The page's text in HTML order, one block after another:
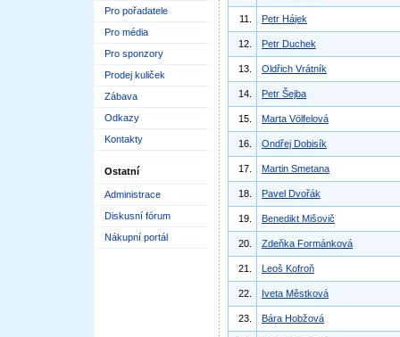
Pro pořadatele
Pro média
Pro sponzory
Prodej kuliček
Zábava
Odkazy
Kontakty
Ostatní
Administrace
Diskusní fórum
Nákupní portál
11. Petr Hájek
12. Petr Duchek
13. Oldřich Vrátník
14. Petr Šejba
15. Marta Völfelová
16. Ondřej Dobisík
17. Martin Smetana
18. Pavel Dvořák
19. Benedikt Mišovič
20. Zdeňka Formánková
21. Leoš Kofroň
22. Iveta Městková
23. Bára Hobžová